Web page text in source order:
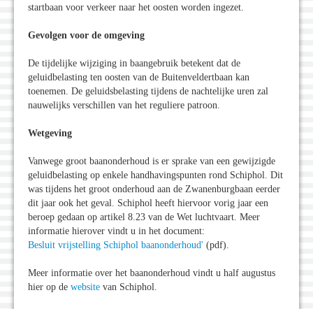
startbaan voor verkeer naar het oosten worden ingezet.
Gevolgen voor de omgeving
De tijdelijke wijziging in baangebruik betekent dat de
geluidbelasting ten oosten van de Buitenveldertbaan kan
toenemen. De geluidsbelasting tijdens de nachtelijke uren zal
nauwelijks verschillen van het reguliere patroon.
Wetgeving
Vanwege groot baanonderhoud is er sprake van een gewijzigde
geluidbelasting op enkele handhavingspunten rond Schiphol. Dit
was tijdens het groot onderhoud aan de Zwanenburgbaan eerder
dit jaar ook het geval. Schiphol heeft hiervoor vorig jaar een
beroep gedaan op artikel 8.23 van de Wet luchtvaart. Meer
informatie hierover vindt u in het document:
Besluit vrijstelling Schiphol baanonderhoud' (pdf).
Meer informatie over het baanonderhoud vindt u half augustus
hier op de website van Schiphol.